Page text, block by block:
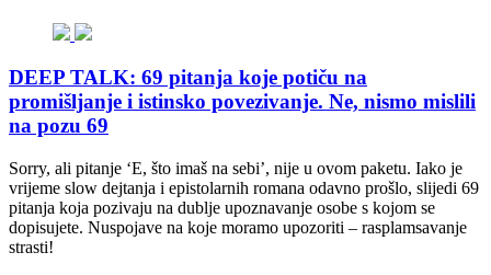
DEEP TALK: 69 pitanja koje potiču na
promišljanje i istinsko povezivanje. Ne, nismo mislili
na pozu 69
Sorry, ali pitanje ‘E, što imaš na sebi’, nije u ovom paketu. Iako je
vrijeme slow dejtanja i epistolarnih romana odavno prošlo, slijedi 69
pitanja koja pozivaju na dublje upoznavanje osobe s kojom se
dopisujete. Nuspojave na koje moramo upozoriti – rasplamsavanje
strasti!